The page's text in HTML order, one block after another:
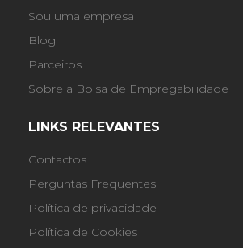
Sou uma empresa
Blog
Parceiros
Sobre a Bolsa de Empregabilidade
LINKS RELEVANTES
Contactos
Perguntas Frequentes
Política de privacidade
Política de Cookies